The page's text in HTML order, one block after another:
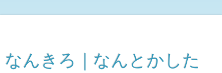
なんきろ｜なんとかした